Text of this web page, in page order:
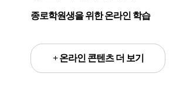
종로학원생을 위한 온라인 학습
+ 온라인 콘텐츠 더 보기